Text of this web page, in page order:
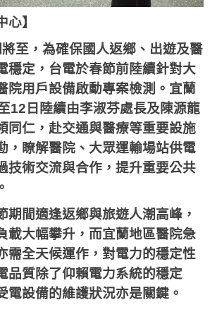
心】
至，為確保國人返鄉、出遊及醫
穩定，台電於春節前陸續針對大
院用戶設備啟動專案檢測。宜蘭
12 日陸續由李淑芬處長及陳源龍
同仁，赴交通與醫療等重要設施
，瞭解醫院、大眾運輸場站供電
技術交流與合作，提升重要公共
期間適逢返鄉與旅遊人潮高峰，
載大幅攀升，而宜蘭地區醫院急
需全天候運作，對電力的穩定性
品質除了仰賴電力系統的穩定
電設備的維護狀況亦是關鍵。